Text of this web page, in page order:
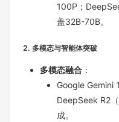
100P；
盖32B-70B。
2. 多模态与智能体突破
多模态融合 ：
Google Gemini
DeepSeek R2
成。